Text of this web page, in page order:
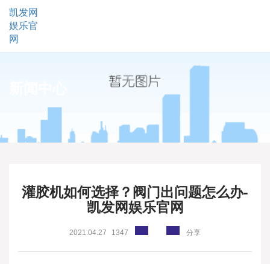
凯发网
娱乐官
网
灌胶机如何选择？阀门出问题怎么办-
凯发网娱乐官网
2021.04.27 1347 分享